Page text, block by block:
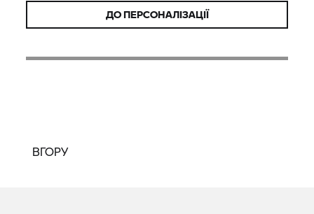
ДО ПЕРСОНАЛІЗАЦІЇ
ВГОРУ